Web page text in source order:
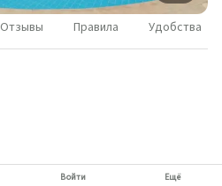
Отзывы Правила Удобства
Войти Ещё